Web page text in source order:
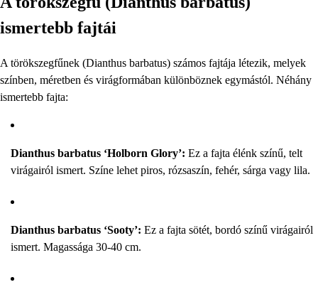
ismertebb fajtái
A törökszegfűnek (Dianthus barbatus) számos fajtája létezik, melyek
színben, méretben és virágformában különböznek egymástól. Néhány
ismertebb fajta:
Dianthus barbatus ‘Holborn Glory’: Ez a fajta élénk színű, telt
virágairól ismert. Színe lehet piros, rózsaszín, fehér, sárga vagy lila.
Dianthus barbatus ‘Sooty’: Ez a fajta sötét, bordó színű virágairól
ismert. Magassága 30-40 cm.